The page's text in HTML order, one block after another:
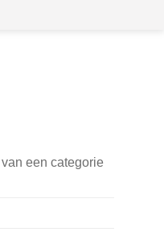
een categorie